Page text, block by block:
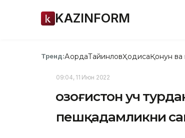
KAZINFORM
Тренд:АқордаТайинловҲодисаҚонун ва
09:04, 11 Июн 2022
Қозоғистон уч
пешқадамликни